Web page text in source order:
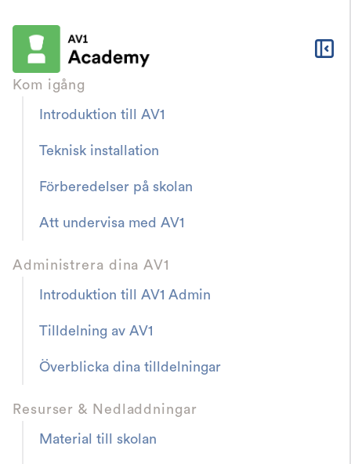
Kom igång
Introduktion till AV1
Teknisk installation
Förberedelser på skolan
Att undervisa med AV1
Administrera dina AV1
Introduktion till AV1 Admin
Tilldelning av AV1
Överblicka dina tilldelningar
Resurser & Nedladdningar
Material till skolan
Lärarrumsplakat
Fyll i kontaktinformation till kommunen eller